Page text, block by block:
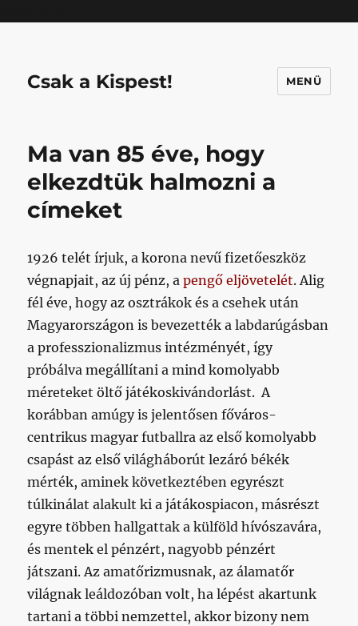
Csak a Kispest! MENÜ
Ma van 85 éve, hogy
elkezdtük halmozni a
címeket
1926 telét írjuk, a korona nevű fizetőeszköz
végnapjait, az új pénz, apengő eljövetelét. Alig
fél éve, hogy az osztrákok és a csehek után
Magyarországon is bevezették a labdarúgásban
a professzionalizmus intézményét, így
próbálva megállítani a mind komolyabb
méreteket öltő játékoskivándorlást. A
korábban amúgy is jelentősen főváros-
centrikus magyar futballra az első komolyabb
csapást az első világháborút lezáró békék
mérték, aminek következtében egyrészt
túlkinálat alakult ki a játákospiacon, másrészt
egyre többen hallgattak a külföld hívószavára,
és mentek el pénzért, nagyobb pénzért
játszani. Az amatőrizmusnak, az álamatőr
világnak leáldozóban volt, ha lépést akartunk
tartani a többi nemzettel, akkor bizony nem